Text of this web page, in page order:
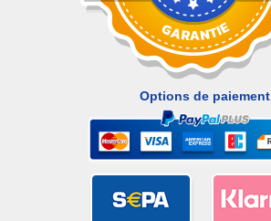
Options de paiement